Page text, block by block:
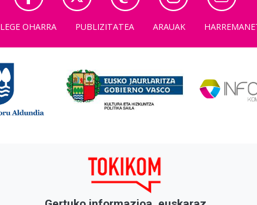
LEGE OHARRA PUBLIZITATEA ARAUAK